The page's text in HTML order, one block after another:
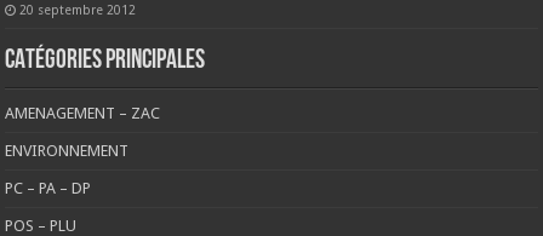
20 septembre 2012
CATÉGORIES PRINCIPALES
AMENAGEMENT – ZAC
ENVIRONNEMENT
PC – PA – DP
POS – PLU